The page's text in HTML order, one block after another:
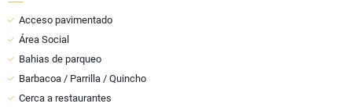
Acceso pavimentado
Área Social
Bahias de parqueo
Barbacoa / Parrilla / Quincho
Cerca a restaurantes